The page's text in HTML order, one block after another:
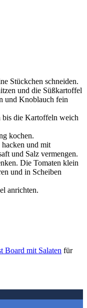
Stückchen schneiden.
und die Süßkartoffel
und Knoblauch fein
bis die Kartoffeln weich
kochen.
und mit
und Salz vermengen.
Die Tomaten klein
und in Scheiben
anrichten.
Board mit Salaten für